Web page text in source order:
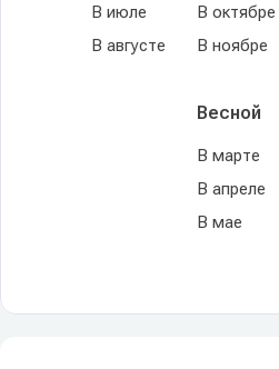
В июле
В августе
В октябре
В ноябре
Весной
В марте
В апреле
В мае